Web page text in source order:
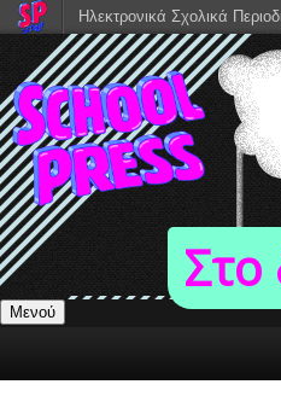
Στο
Μενού
Ηλεκτρονικά Σχολικά